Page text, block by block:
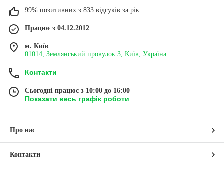
КУПИТИ ДИТЯЧУ СРІБНУ ЦЕПОЧКУ У
ДЛЯ КЛІЄНТА
ГАРАНТІЯ ЯКОСТІ
мають бирку зі штампом ВТК,
пробу ДПС, пломбу. Магазин
надає офіційну гарантію на
ціни, без переплат, завдяки
виробниками та продажам без
99% позитивних з 833 відгуків за рік
Працює з 04.12.2012
м. Київ
01014, Землянський провулок 3, Київ, Україна
Контакти
Сьогодні працює з 10:00 до 16:00
Показати весь графік роботи
Про нас
Контакти